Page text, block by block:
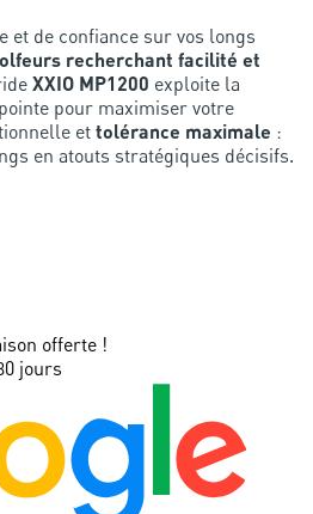
et de confiance sur vos longs
recherchant facilité et
XXIO MP1200 exploite la
pour maximiser votre
et tolérance maximale :
en atouts stratégiques décisifs.
offerte !
jours